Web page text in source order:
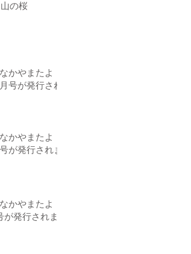
の桜
かやまたよ
号が発行され
かやまたよ
が発行されま
かやまたよ
発行されま